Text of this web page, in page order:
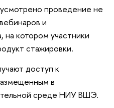
проведение не
и
на котором участники
стажировки.
доступ к
в
среде НИУ ВШЭ.